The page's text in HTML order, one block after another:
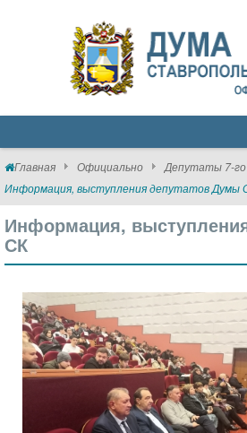
Главная Официально
Депутаты 7-го
Информация, выступления депутатов Думы
Информация,
СК